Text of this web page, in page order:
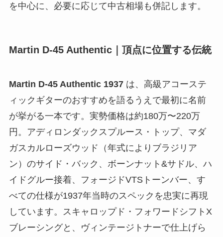
を中心に、必要に応じて中古相場も併記します。
Martin D-45 Authentic｜頂点に位置する伝統
Martin D-45 Authentic 1937は、高級アコーステ
ィックギターのおすすめを語るうえで最初に名前
が挙がる一本です。実勢価格は約180万〜220万
円。アディロンダックスプルース・トップ、マダ
ガスカルローズウッド（年式によりブラジリア
ン）のサイド・バック、ボーンナット&サドル、ハ
イドグルー接着、フォージドVTSトーンバー、す
べての仕様が1937年当時のスペックを忠実に再現
しています。スキャロップド・フォワードシフトX
ブレーシングと、ヴィンテージトナーで仕上げら